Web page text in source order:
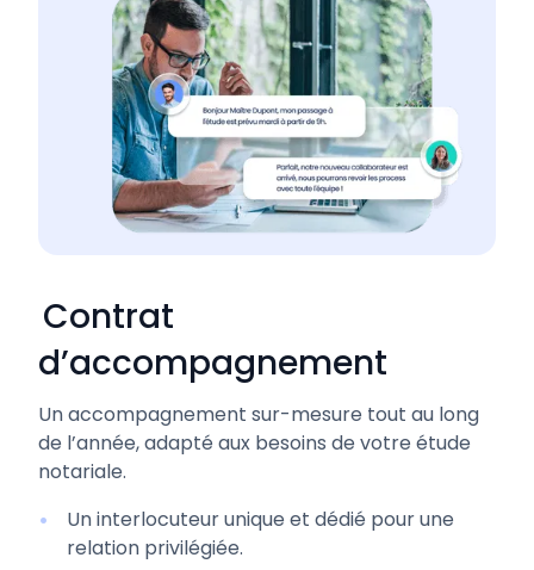
Contrat
d’accompagnement
Un accompagnement sur-mesure tout au long
de l’année, adapté aux besoins de votre étude
notariale.
Un interlocuteur unique et dédié pour une
relation privilégiée.